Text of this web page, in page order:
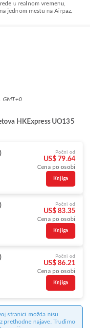
u realnom vremenu,
jednom mestu na Airpaz.
GMT+0
HKExpress UO135
Počni od
US$ 79.64
Cena po osobi
Knjiga
Počni od
US$ 83.35
Cena po osobi
Knjiga
Počni od
US$ 86.21
Cena po osobi
Knjiga
stranici možda nisu
prethodne najave. Trudimo